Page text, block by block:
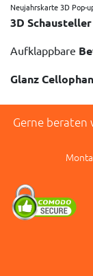
Neujahrskarte 3D Pop-
3D Schausteller
Aufklappbare
Glanz
Gerne beraten